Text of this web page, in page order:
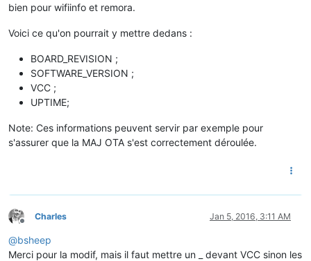
bien pour wifiinfo et remora.
Voici ce qu'on pourrait y mettre dedans :
BOARD_REVISION ;
SOFTWARE_VERSION ;
VCC ;
UPTIME;
Note: Ces informations peuvent servir par exemple pour
s'assurer que la MAJ OTA s'est correctement déroulée.
Offline
Charles Jan 5, 2016, 3:11 AM
@bsheep
Merci pour la modif, mais il faut mettre un _ devant VCC sinon les